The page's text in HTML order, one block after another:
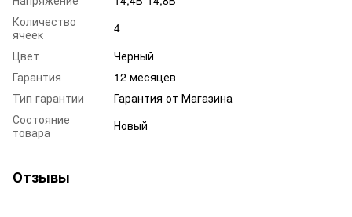
Количество
ячеек
4
Цвет
Черный
Гарантия
12 месяцев
Тип гарантии
Гарантия от Магазина
Состояние
товара
Новый
Отзывы